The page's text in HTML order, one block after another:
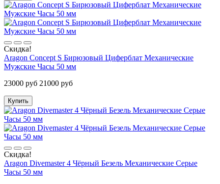
Скидка!
Aragon Concept S Бирюзовый Циферблат Механические
Мужские Часы 50 мм
23000 руб 21000 руб
Купить
Скидка!
Aragon Divemaster 4 Чёрный Безель Механические Серые
Часы 50 мм